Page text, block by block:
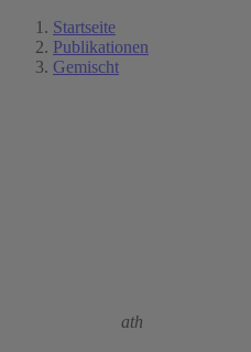
Startseite
Publikationen
Gemischt
Dr. Marco Horvath